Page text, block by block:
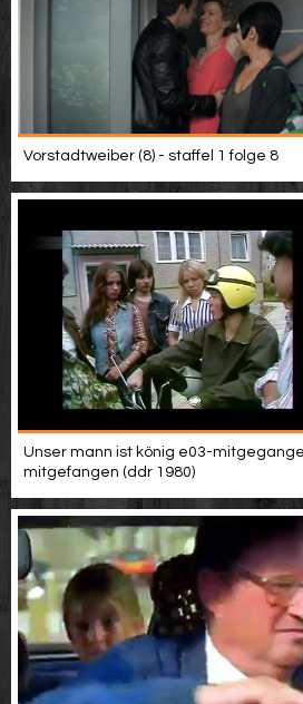
Vorstadtweiber (8) - staffel 1 folge 8
Unser mann ist könig e03-
mitgefangen (ddr 1980)